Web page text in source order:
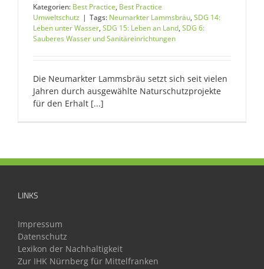
Kategorien: Best Practice, Best Practice
Umweltschutz | Tags: Neumarkter Lammsbräu, SDG 14:
Leben unter Wasser, SDG 15: Leben an Land, SDG 6:
Sauberes Wasser und Sanitäreinrichtungen
Die Neumarkter Lammsbräu setzt sich seit vielen
Jahren durch ausgewählte Naturschutzprojekte
für den Erhalt [...]
LINKS
Impressum
Datenschutz
Lexikon der Nachhaltigkeit
Zur IHK Nürnberg für Mittelfranken